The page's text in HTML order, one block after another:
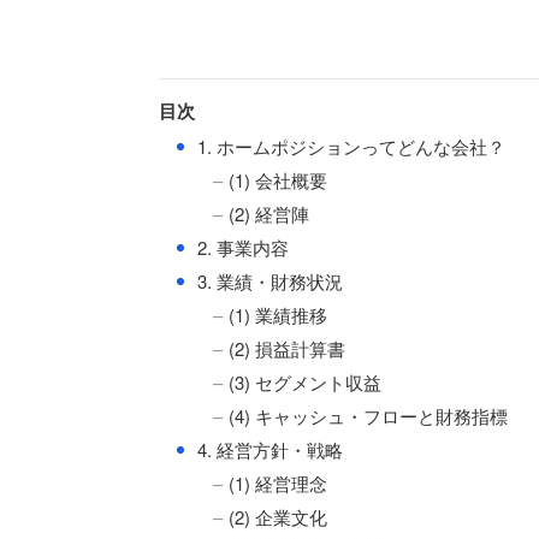
目次
● 1. ホームポジションってどんな会社？
(1) 会社概要
(2) 経営陣
● 2. 事業内容
● 3. 業績・財務状況
(1) 業績推移
(2) 損益計算書
(3) セグメント収益
(4) キャッシュ・フローと財務指標
● 4. 経営方針・戦略
(1) 経営理念
(2) 企業文化